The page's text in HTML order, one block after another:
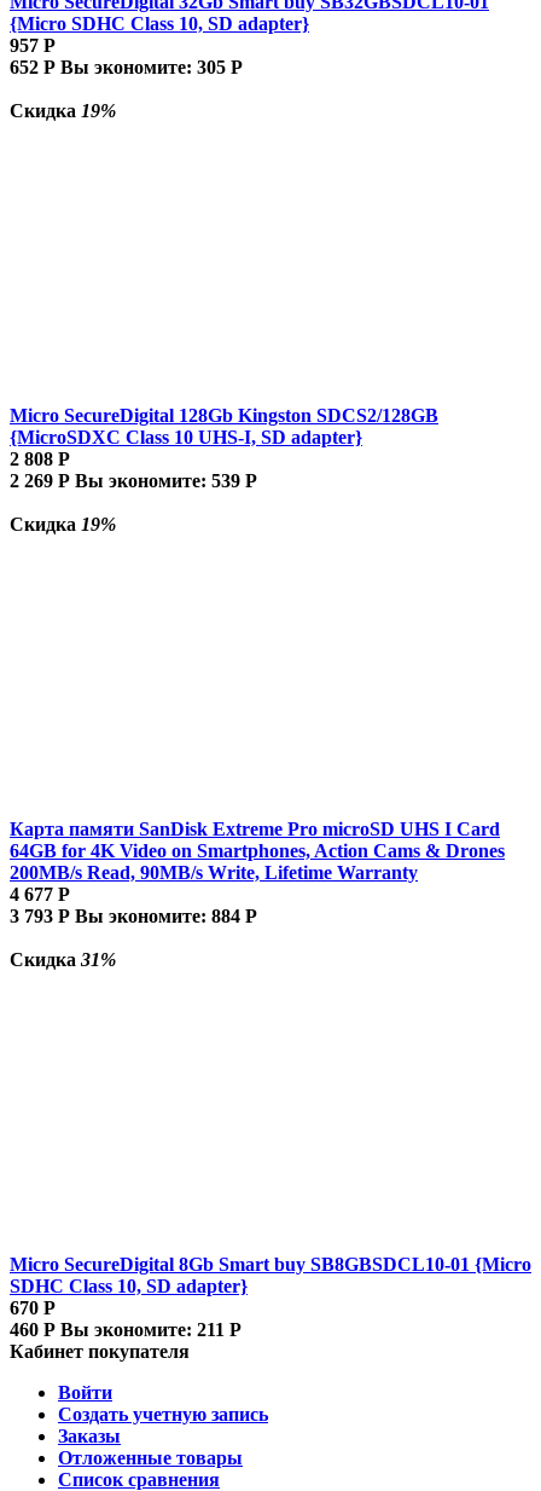
{Micro SDHC Class 10, SD adapter}
957 Р
652 Р Вы экономите: 305 Р
Скидка 19%
Micro SecureDigital 128Gb Kingston SDCS2/128GB
{MicroSDXC Class 10 UHS-I, SD adapter}
2 808 Р
2 269 Р Вы экономите: 539 Р
Скидка 19%
Карта памяти SanDisk Extreme Pro microSD UHS I Card
64GB for 4K Video on Smartphones, Action Cams & Drones
200MB/s Read, 90MB/s Write, Lifetime Warranty
4 677 Р
3 793 Р Вы экономите: 884 Р
Скидка 31%
Micro SecureDigital 8Gb Smart buy SB8GBSDCL10-01 {Micro
SDHC Class 10, SD adapter}
670 Р
460 Р Вы экономите: 211 Р
Кабинет покупателя
Войти
Создать учетную запись
Заказы
Отложенные товары
Список сравнения